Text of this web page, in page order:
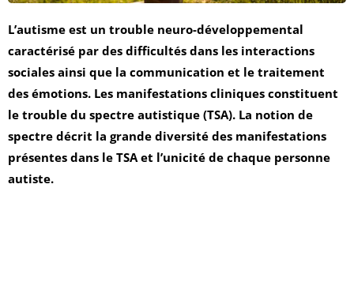
L’autisme est un trouble neuro-développemental
caractérisé par des difficultés dans les interactions
sociales ainsi que la communication et le traitement
des émotions. Les manifestations cliniques constituent
le trouble du spectre autistique (TSA). La notion de
spectre décrit la grande diversité des manifestations
présentes dans le TSA et l’unicité de chaque personne
autiste.